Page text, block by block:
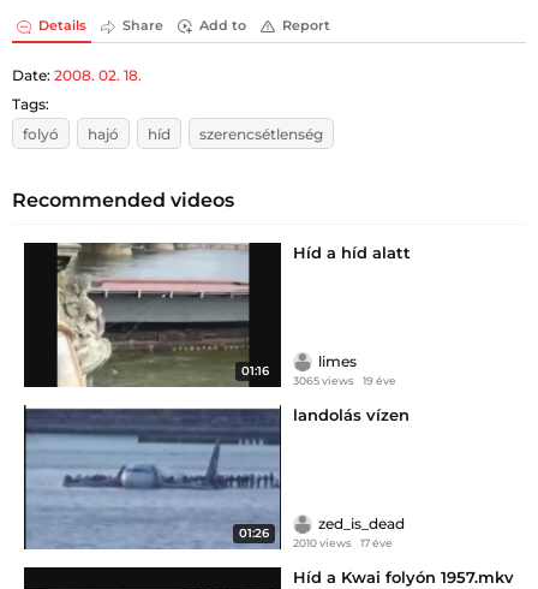
Details Share Add to Report
Date: 2008. 02. 18.
Tags:
folyó
hajó híd szerencsétlenség
Recommended videos
01:16
Híd a híd alatt
limes
3065 views 19 éve
01:26
landolás vízen
zed_is_dead
2010 views 17 éve
Híd a Kwai folyón 1957.mkv